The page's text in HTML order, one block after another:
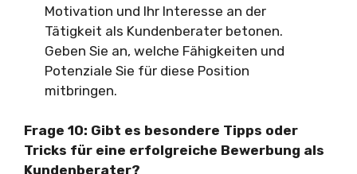
Motivation und Ihr Interesse an der
Tätigkeit als Kundenberater betonen.
Geben Sie an, welche Fähigkeiten und
Potenziale Sie für diese Position
mitbringen.
Frage 10: Gibt es besondere Tipps oder
Tricks für eine erfolgreiche Bewerbung als
Kundenberater?